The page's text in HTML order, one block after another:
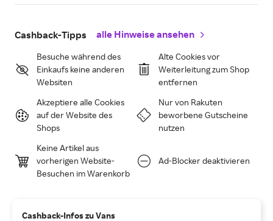
Cashback-Tipps alle Hinweise ansehen
Besuche während des
Einkaufs keine anderen
Websiten
Alte Cookies vor
Weiterleitung zum Shop
entfernen
Akzeptiere alle Cookies
auf der Website des
Shops
Nur von Rakuten
beworbene Gutscheine
nutzen
Keine Artikel aus
vorherigen Website-
Besuchen im Warenkorb
Ad-Blocker deaktivieren
Cashback-Infos zu Vans